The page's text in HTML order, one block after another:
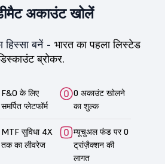
अकाउंट खोलें
हिस्सा बनें - भारत का पहला लिस्टेड
ब्रोकर.
F&O के लिए
समर्पित प्लेटफॉर्म
0 अकाउंट खोलने
का शुल्क
MTF सुविधा 4X
तक का लीवरेज
म्यूचुअल फंड पर 0
ट्रांज़ैक्शन की
लागत